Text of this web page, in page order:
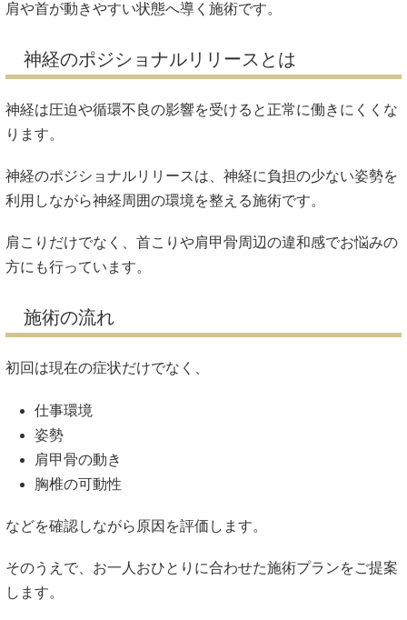
肩や首が動きやすい状態へ導く施術です。
神経のポジショナルリリースとは
神経は圧迫や循環不良の影響を受けると正常に働きにくくな
ります。
神経のポジショナルリリースは、神経に負担の少ない姿勢を
利用しながら神経周囲の環境を整える施術です。
肩こりだけでなく、首こりや肩甲骨周辺の違和感でお悩みの
方にも行っています。
施術の流れ
初回は現在の症状だけでなく、
仕事環境
姿勢
肩甲骨の動き
胸椎の可動性
などを確認しながら原因を評価します。
そのうえで、お一人おひとりに合わせた施術プランをご提案
します。